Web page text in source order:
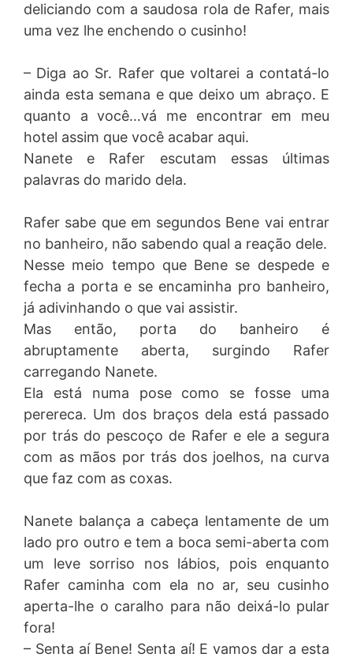
deliciando com a saudosa rola de Rafer, mais
uma vez lhe enchendo o cusinho!
– Diga ao Sr. Rafer que voltarei a contatá-lo
ainda esta semana e que deixo um abraço. E
quanto a você…vá me encontrar em meu
hotel assim que você acabar aqui.
Nanete e Rafer escutam essas últimas
palavras do marido dela.
Rafer sabe que em segundos Bene vai entrar
no banheiro, não sabendo qual a reação dele.
Nesse meio tempo que Bene se despede e
fecha a porta e se encaminha pro banheiro,
já adivinhando o que vai assistir.
Mas então, porta do banheiro é
abruptamente aberta, surgindo Rafer
carregando Nanete.
Ela está numa pose como se fosse uma
perereca. Um dos braços dela está passado
por trás do pescoço de Rafer e ele a segura
com as mãos por trás dos joelhos, na curva
que faz com as coxas.
Nanete balança a cabeça lentamente de um
lado pro outro e tem a boca semi-aberta com
um leve sorriso nos lábios, pois enquanto
Rafer caminha com ela no ar, seu cusinho
aperta-lhe o caralho para não deixá-lo pular
fora!
– Senta aí Bene! Senta aí! E vamos dar a esta